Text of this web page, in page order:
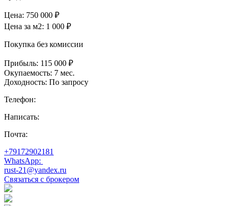
Цена: 750 000 ₽
Цена за м2: 1 000 ₽
Покупка без комиссии
Прибыль: 115 000 ₽
Окупаемость: 7 мес.
Доходность: По запросу
Телефон:
Написать:
Почта:
+79172902181
WhatsApp:
rust-21@yandex.ru
Связаться с брокером